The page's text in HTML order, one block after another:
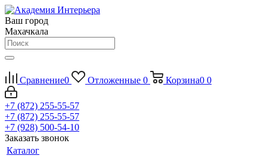
Ваш город
Махачкала
Сравнение0 Отложенные 0 Корзина0 0
+7 (872) 255-55-57
+7 (872) 255-55-57
+7 (928) 500-54-10
Заказать звонок
Каталог